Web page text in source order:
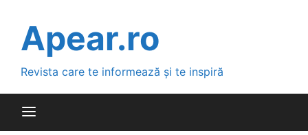
contentApear.ro
Revista care te informează și te inspiră